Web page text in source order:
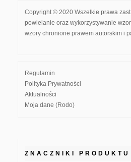
Copyright © 2020 Wszelkie prawa
powielanie oraz wykorzystywanie
wzory chronione prawem autorskim i
Regulamin
Polityka Prywatności
Aktualności
Moja dane (Rodo)
ZNACZNIKI PRODUKTU